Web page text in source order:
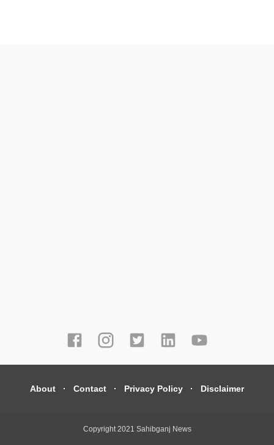
About Contact Privacy Policy Disclaimer
Copyright 2021 Sahibganj News